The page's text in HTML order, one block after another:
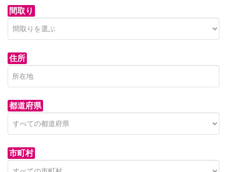
間取り
住所
都道府県
市町村